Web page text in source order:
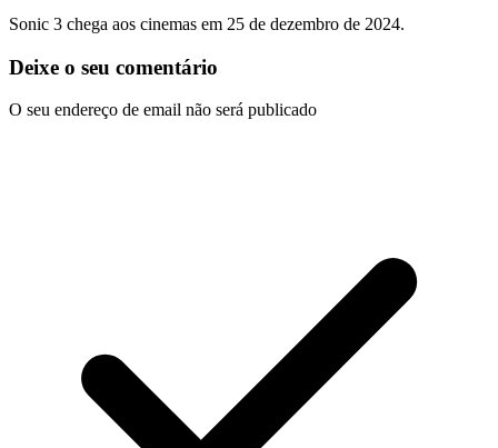
Sonic 3 chega aos cinemas em 25 de dezembro de 2024.
Deixe o seu comentário
O seu endereço de email não será publicado